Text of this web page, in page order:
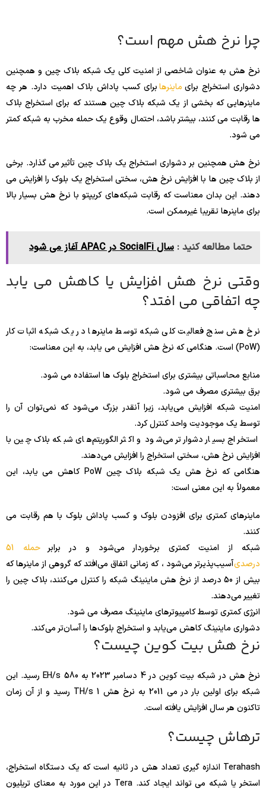
چرا نرخ هش مهم است؟
نرخ هش به عنوان شاخصی از امنیت کلی یک شبکه بلاک چین و همچنین
دشواری استخراج برای ماینرهابرای کسب پاداش بلاک اهمیت دارد. هر چه
ماینرهایی که بخشی از یک شبکه بلاک چین هستند که برای استخراج بلاک
ها رقابت می کنند، بیشتر باشد، احتمال وقوع یک حمله مخرب به شبکه کمتر
می شود.
نرخ هش همچنین بر دشواری استخراج یک بلاک چین تأثیر می گذارد. برخی
از بلاک چین ها با افزایش نرخ هش، سختی استخراج یک بلوک را افزایش می
دهند. این بدان معناست که رقابت شبکه‌های کریپتو با نرخ هش بسیار بالا
برای ماینرها تقریبا غیرممکن است.
حتما مطالعه کنید : سال SocialFi در APAC آغاز می شود
وقتی نرخ هش افزایش یا کاهش می یابد
چه اتفاقی می افتد؟
نرخ هش سنج فعالیت کلی شبکه توسط ماینرها در یک شبکه اثبات کار
(PoW) است. هنگامی که نرخ هش افزایش می یابد، به این معناست:
منابع محاسباتی بیشتری برای استخراج بلوک ها استفاده می شود.
برق بیشتری مصرف می شود.
امنیت شبکه افزایش می‌یابد، زیرا آنقدر بزرگ می‌شود که نمی‌توان آن را
توسط یک موجودیت واحد کنترل کرد.
استخراج بسیار دشوارتر می‌شود و اکثر الگوریتم‌های شبکه بلاک چین با
افزایش نرخ هش، سختی استخراج را افزایش می‌دهند.
هنگامی که نرخ هش یک شبکه بلاک چین PoW کاهش می یابد، این
معمولاً به این معنی است:
ماینرهای کمتری برای افزودن بلوک و کسب پاداش بلوک با هم رقابت می
کنند.
شبکه از امنیت کمتری برخوردار می‌شود و در برابر
حمله 51
درصدیآسیب‌پذیرتر می‌شود ، که زمانی اتفاق می‌افتد که گروهی از ماینرها که
بیش از 50 درصد از نرخ هش ماینینگ شبکه را کنترل می‌کنند، بلاک چین را
تغییر می‌دهند.
انرژی کمتری توسط کامپیوترهای ماینینگ مصرف می شود.
دشواری ماینینگ کاهش می‌یابد و استخراج بلوک‌ها را آسان‌تر می‌کند.
نرخ هش بیت کوین چیست؟
نرخ هش در شبکه بیت کوین در 4 دسامبر 2023 به 580 EH/s رسید. این
شبکه برای اولین بار در می 2011 به نرخ هش 1 TH/s رسید و از آن زمان
تاکنون هر سال افزایش یافته است.
ترهاش چیست؟
Terahash اندازه گیری تعداد هش در ثانیه است که یک دستگاه استخراج،
استخر یا شبکه می تواند ایجاد کند. Tera در این مورد به معنای تریلیون